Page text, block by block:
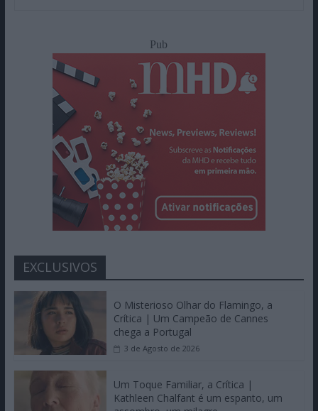
Pub
EXCLUSIVOS
O Misterioso Olhar do Flamingo, a
Crítica | Um Campeão de Cannes
chega a Portugal
3 de Agosto de 2026
Um Toque Familiar, a Crítica |
Kathleen Chalfant é um espanto, um